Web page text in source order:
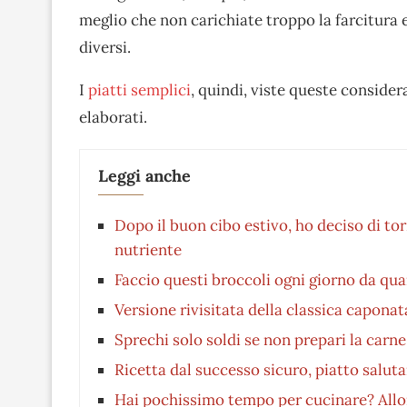
meglio che non carichiate troppo la farcitura
diversi.
I piatti semplici, quindi, viste queste
elaborati.
Leggi anche
Dopo il buon cibo estivo, ho deciso di
nutriente
Faccio questi broccoli ogni giorno da
Versione rivisitata della classica
Sprechi solo soldi se non prepari la
Ricetta dal successo sicuro, piatto
Hai pochissimo tempo per cucinare?